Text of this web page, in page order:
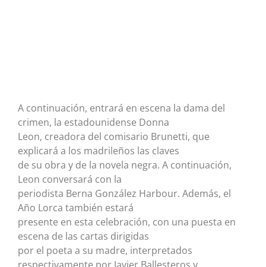
A continuación, entrará en escena la dama del
crimen, la estadounidense Donna
Leon, creadora del comisario Brunetti, que
explicará a los madrileños las claves
de su obra y de la novela negra. A continuación,
Leon conversará con la
periodista Berna González Harbour. Además, el
Año Lorca también estará
presente en esta celebración, con una puesta en
escena de las cartas dirigidas
por el poeta a su madre, interpretados